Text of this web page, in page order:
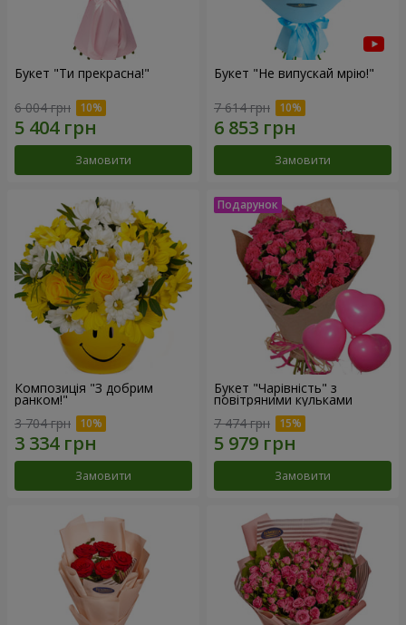
Букет "Ти прекрасна!"
6 004 грн
Замовити
Букет "Не випускай мрію!"
7 614 грн
Замовити
Композиція "З добрим
ранком!"
3 704 грн
Замовити
Букет "Чарівність" з
повітряними кульками
7 474 грн
Замовити